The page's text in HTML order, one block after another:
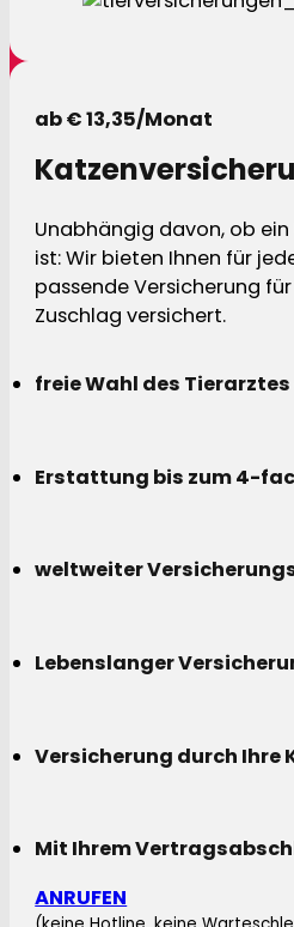
ab € 13,35/Monat
Unabhängig davon, ob
ist: Wir bieten Ihnen für
passende Versicherung
Zuschlag versichert.
freie Wahl des
Erstattung bis zum 4-
weltweiter
Lebenslanger
Versicherung durch Ihre
Mit Ihrem
ANRUFEN